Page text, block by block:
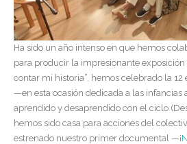
Ha sido un año intenso en que hemos
para producir la impresionante exposición
contar mi historia”, hemos celebrado la 12
—en esta ocasión dedicada a las
aprendido y desaprendido con el ciclo
hemos sido casa para acciones del
estrenado nuestro primer documental —¡